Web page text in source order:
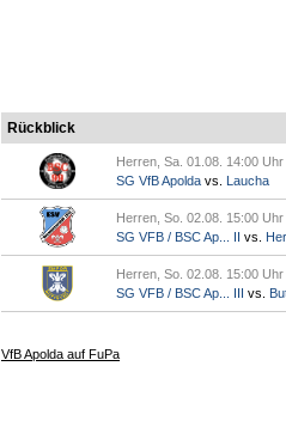
Rückblick
Herren, Sa. 01.08. 14:00 Uhr
SG VfB Apolda vs. Laucha
Herren, So. 02.08. 15:00 Uhr
SG VFB / BSC Ap... II vs.
Herren, So. 02.08. 15:00 Uhr
SG VFB / BSC Ap... III vs.
VfB Apolda auf FuPa